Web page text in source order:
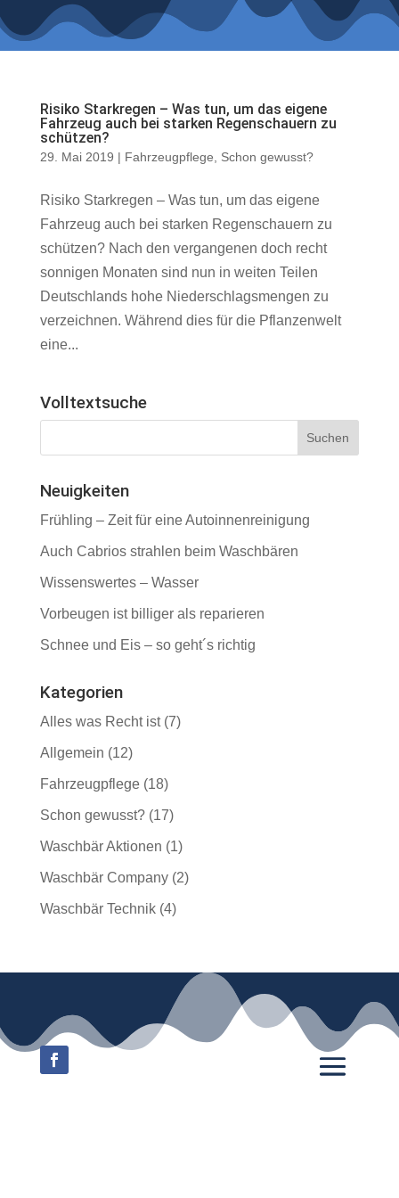
Risiko Starkregen – Was tun, um das eigene
Fahrzeug auch bei starken Regenschauern zu
schützen?
29. Mai 2019 | Fahrzeugpflege Schon gewusst?
Risiko Starkregen – Was tun, um das eigene
Fahrzeug auch bei starken Regenschauern zu
schützen? Nach den vergangenen doch recht
sonnigen Monaten sind nun in weiten Teilen
Deutschlands hohe Niederschlagsmengen zu
verzeichnen. Während dies für die Pflanzenwelt
eine...
Volltextsuche
Neuigkeiten
Frühling – Zeit für eine Autoinnenreinigung
Auch Cabrios strahlen beim Waschbären
Wissenswertes – Wasser
Vorbeugen ist billiger als reparieren
Schnee und Eis – so geht´s richtig
Kategorien
Alles was Recht ist(7)
Allgemein (12)
Fahrzeugpflege(18)
Schon gewusst?(17)
Waschbär Aktionen (1)
Waschbär Company(2)
Waschbär Technik(4)